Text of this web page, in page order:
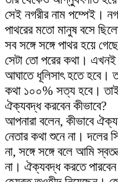
সেই নগরীর নাম পম্পেই।
পাথরের মতো মানুষ বসে
সব সঙ্গে সঙ্গে পাথর হয়ে
সেটা তো পরের কথা।
আঘাতে ধূলিসাৎ হতে হবে।
কথা ১০০% সত্য হবে।
ঐক্যবদ্ধ করবেন কীভাবে?
আপনারা বলেন, কীভাবে
নেতার কথা শুনে না। দলের
না, সঙ্গে সঙ্গে বলে আমি
না। ঐক্যবদ্ধ করতে